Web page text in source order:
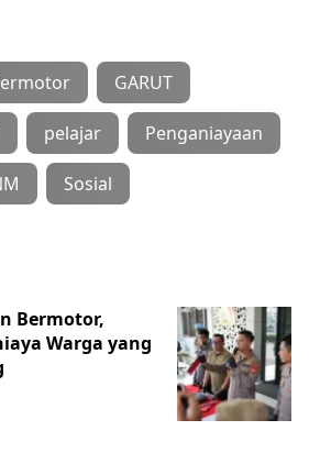
GARUT
pelajar Penganiayaan
Sosial
Bermotor,
Warga yang